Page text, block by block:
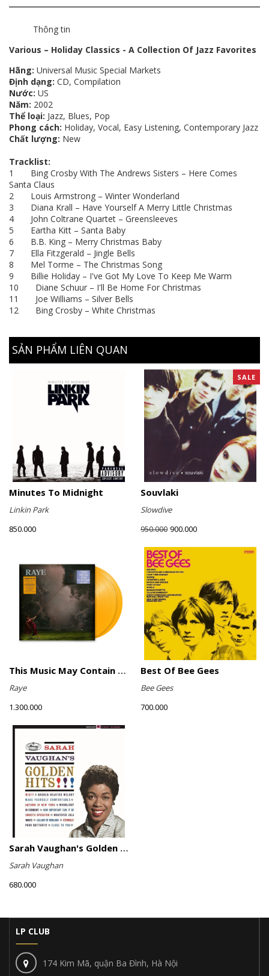
Thông tin
Various – Holiday Classics - A Collection Of Jazz Favorites
Hãng: Universal Music Special Markets
Định dạng: CD, Compilation
Nước: US
Năm: 2002
Thể loại: Jazz, Blues, Pop
Phong cách: Holiday, Vocal, Easy Listening, Contemporary Jazz
Chất lượng: New
Tracklist:
1 Bing Crosby With The Andrews Sisters – Here Comes
Santa Claus
2 Louis Armstrong – Winter Wonderland
3 Diana Krall – Have Yourself A Merry Little Christmas
4 John Coltrane Quartet – Greensleeves
5 Eartha Kitt – Santa Baby
6 B.B. King – Merry Christmas Baby
7 Ella Fitzgerald – Jingle Bells
8 Mel Torme – The Christmas Song
9 Billie Holiday – I've Got My Love To Keep Me Warm
10 Diane Schuur – I'll Be Home For Christmas
11 Joe Williams – Silver Bells
12 Bing Crosby – White Christmas
SẢN PHẨM LIÊN QUAN
Minutes To Midnight
Linkin Park
850.000
SALE
Souvlaki
Slowdive
950.000 900.000
This Music May Contain Hope (Marigold Yellow Vinyl)
Raye
1.300.000
Best Of Bee Gees
Bee Gees
700.000
Sarah Vaughan's Golden Hits
Sarah Vaughan
680.000
LP CLUB
174 Kim Mã, quận Ba Đình, Hà Nội